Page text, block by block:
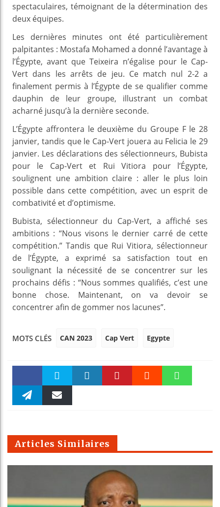
spectaculaires, témoignant de la détermination des
deux équipes.
Les dernières minutes ont été particulièrement
palpitantes : Mostafa Mohamed a donné l’avantage à
l’Égypte, avant que Teixeira n’égalise pour le Cap-
Vert dans les arrêts de jeu. Ce match nul 2-2 a
finalement permis à l’Égypte de se qualifier comme
dauphin de leur groupe, illustrant un combat
acharné jusqu’à la dernière seconde.
L’Égypte affrontera le deuxième du Groupe F le 28
janvier, tandis que le Cap-Vert jouera au Felicia le 29
janvier. Les déclarations des sélectionneurs, Bubista
pour le Cap-Vert et Rui Vitiora pour l’Égypte,
soulignent une ambition claire : aller le plus loin
possible dans cette compétition, avec un esprit de
combativité et d’optimisme.
Bubista, sélectionneur du Cap-Vert, a affiché ses
ambitions : “Nous visons le dernier carré de cette
compétition.” Tandis que Rui Vitiora, sélectionneur
de l’Égypte, a exprimé sa satisfaction tout en
soulignant la nécessité de se concentrer sur les
prochains défis : “Nous sommes qualifiés, c’est une
bonne chose. Maintenant, on va devoir se
concentrer afin de gommer nos lacunes”.
MOTS CLÉS CAN 2023 Cap Vert Egypte
Faceboo Twitter
m
Articles Similaires